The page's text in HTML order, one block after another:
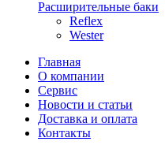
Расширительные баки
Reflex
Wester
Главная
О компании
Сервис
Новости и статьи
Доставка и оплата
Контакты